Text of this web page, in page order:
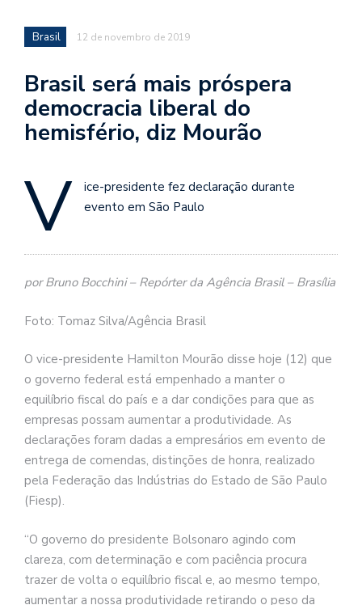
Brasil 12 de novembro de 2019
Brasil será mais próspera
democracia liberal do
hemisfério, diz Mourão
V
ice-presidente fez declaração durante
evento em São Paulo
por Bruno Bocchini – Repórter da Agência Brasil – Brasília
Foto: Tomaz Silva/Agência Brasil
O vice-presidente Hamilton Mourão disse hoje (12) que
o governo federal está empenhado a manter o
equilíbrio fiscal do país e a dar condições para que as
empresas possam aumentar a produtividade. As
declarações foram dadas a empresários em evento de
entrega de comendas, distinções de honra, realizado
pela Federação das Indústrias do Estado de São Paulo
(Fiesp).
“O governo do presidente Bolsonaro agindo com
clareza, com determinação e com paciência procura
trazer de volta o equilíbrio fiscal e, ao mesmo tempo,
aumentar a nossa produtividade retirando o peso da